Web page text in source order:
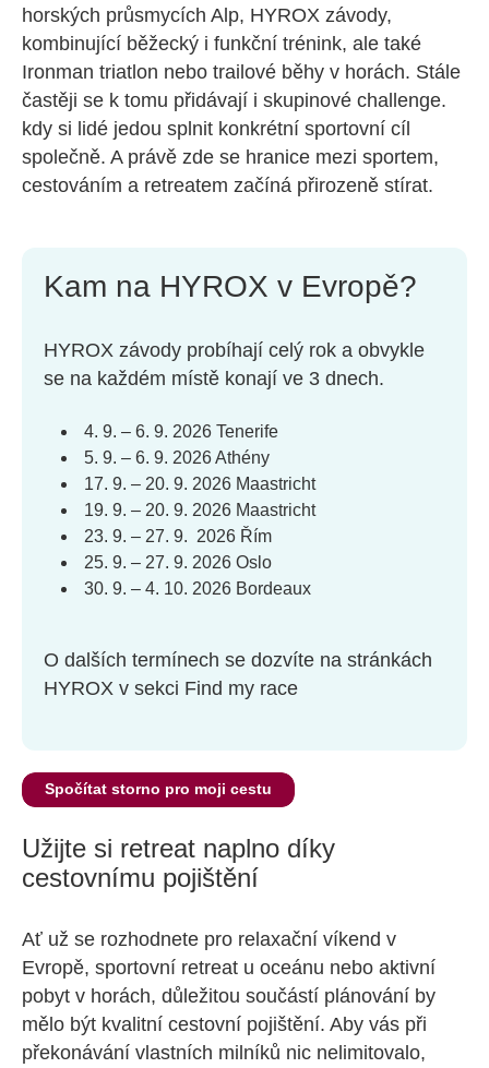
horských průsmycích Alp, HYROX závody,
kombinující běžecký i funkční trénink, ale také
Ironman triatlon nebo trailové běhy v horách. Stále
častěji se k tomu přidávají i skupinové challenge.
kdy si lidé jedou splnit konkrétní sportovní cíl
společně. A právě zde se hranice mezi sportem,
cestováním a retreatem začíná přirozeně stírat.
Kam na HYROX v Evropě?
HYROX závody probíhají celý rok a obvykle
se na každém místě konají ve 3 dnech.
4. 9. – 6. 9. 2026 Tenerife
5. 9. – 6. 9. 2026 Athény
17. 9. – 20. 9. 2026 Maastricht
19. 9. – 20. 9. 2026 Maastricht
23. 9. – 27. 9. 2026 Řím
25. 9. – 27. 9. 2026 Oslo
30. 9. – 4. 10. 2026 Bordeaux
O dalších termínech se dozvíte na stránkách
HYROX v sekci Find my race
Spočítat storno pro moji cestu
Užijte si retreat naplno díky
cestovnímu pojištění
Ať už se rozhodnete pro relaxační víkend v
Evropě, sportovní retreat u oceánu nebo aktivní
pobyt v horách, důležitou součástí plánování by
mělo být kvalitní cestovní pojištění. Aby vás při
překonávání vlastních milníků nic nelimitovalo,